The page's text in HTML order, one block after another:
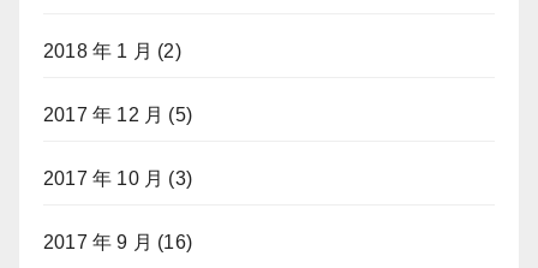
2018 年 1 月 (2)
2017 年 12 月 (5)
2017 年 10 月 (3)
2017 年 9 月 (16)